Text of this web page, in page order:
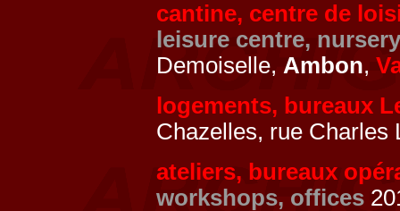
cantine, centre de
leisure centre,
Demoiselle, Ambon,
logements, bureaux
Chazelles, rue Charles
ateliers, bureaux
workshops, offices